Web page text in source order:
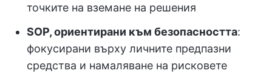
точките на вземане на решения
SOP, ориентирани към безопасността:
фокусирани върху личните предпазни
средства и намаляване на рисковете